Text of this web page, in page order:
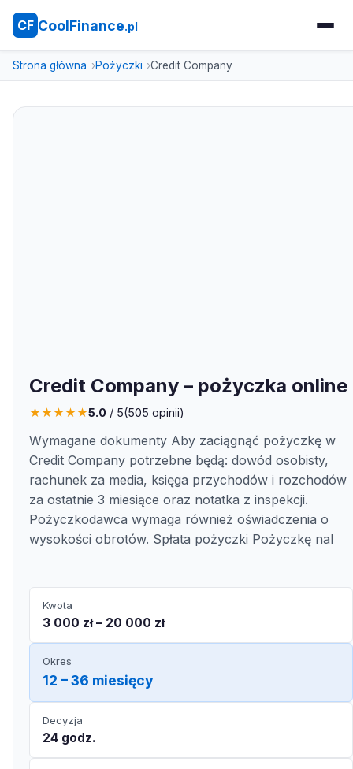
CF CoolFinance.pl
Strona główna Pożyczki Credit Company
Credit Company – pożyczka online
★★★★★5.0 / 5(505 opinii)
Wymagane dokumenty Aby zaciągnąć pożyczkę w
Credit Company potrzebne będą: dowód osobisty,
rachunek za media, księga przychodów i rozchodów
za ostatnie 3 miesiące oraz notatka z inspekcji.
Pożyczkodawca wymaga również oświadczenia o
wysokości obrotów. Spłata pożyczki Pożyczkę nal
Kwota
3 000 zł – 20 000 zł
Okres
12 – 36 miesięcy
Decyzja
24 godz.